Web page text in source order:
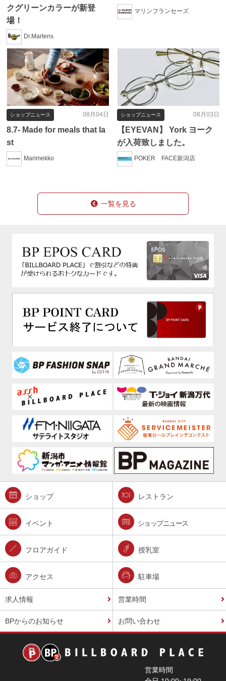
クグリーンカラーが新登
場！
Dr.Martens
マリンフランセーズ
08月04日
ショップニュース
8.7- Made for meals that la
st
Marimekko
08月03日
ショップニュース
【EYEVAN】 York ヨーク
が入荷致しました。
POKER FACE新潟店
一覧を見る
ショップ レストラン
イベント ショップニュース
フロアガイド 授乳室
アクセス 駐車場
求人情報 営業時間
BPからのお知らせ お問い合わせ
営業時間